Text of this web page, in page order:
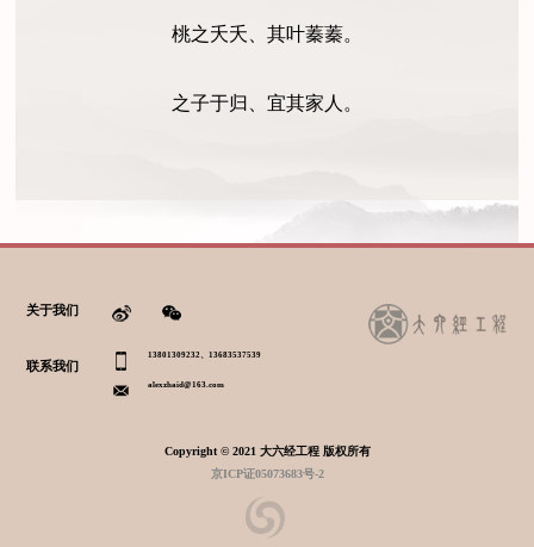
桃之夭夭、其叶蓁蓁。
之子于归、宜其家人。
关于我们
联系我们
13801309232、13683537539
alexzhaid@163.com
Copyright © 2021 大六经工程 版权所有
京ICP证05073683号-2